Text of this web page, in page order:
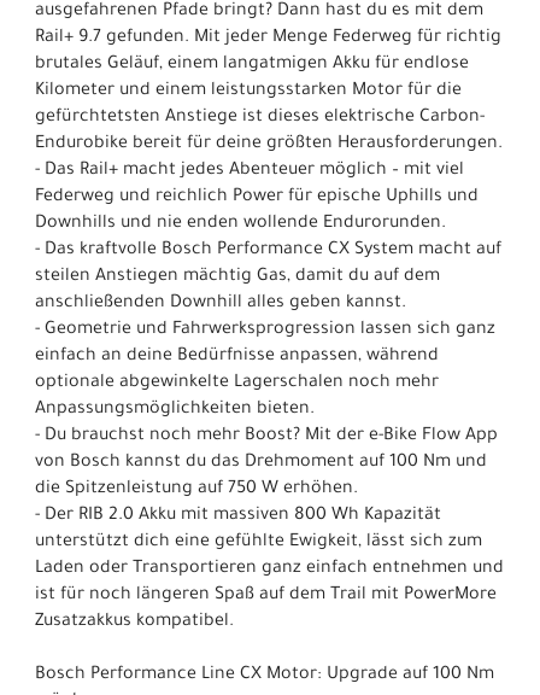
ausgefahrenen Pfade bringt? Dann hast du es mit dem
Rail+ 9.7 gefunden. Mit jeder Menge Federweg für richtig
brutales Geläuf, einem langatmigen Akku für endlose
Kilometer und einem leistungsstarken Motor für die
gefürchtetsten Anstiege ist dieses elektrische Carbon-
Endurobike bereit für deine größten Herausforderungen.
- Das Rail+ macht jedes Abenteuer möglich – mit viel
Federweg und reichlich Power für epische Uphills und
Downhills und nie enden wollende Endurorunden.
- Das kraftvolle Bosch Performance CX System macht auf
steilen Anstiegen mächtig Gas, damit du auf dem
anschließenden Downhill alles geben kannst.
- Geometrie und Fahrwerksprogression lassen sich ganz
einfach an deine Bedürfnisse anpassen, während
optionale abgewinkelte Lagerschalen noch mehr
Anpassungsmöglichkeiten bieten.
- Du brauchst noch mehr Boost? Mit der e-Bike Flow App
von Bosch kannst du das Drehmoment auf 100 Nm und
die Spitzenleistung auf 750 W erhöhen.
- Der RIB 2.0 Akku mit massiven 800 Wh Kapazität
unterstützt dich eine gefühlte Ewigkeit, lässt sich zum
Laden oder Transportieren ganz einfach entnehmen und
ist für noch längeren Spaß auf dem Trail mit PowerMore
Zusatzakkus kompatibel.
Bosch Performance Line CX Motor: Upgrade auf 100 Nm